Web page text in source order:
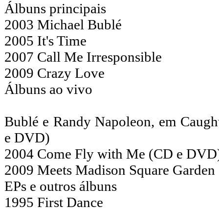
Álbuns principais
2003 Michael Bublé
2005 It's Time
2007 Call Me Irresponsible
2009 Crazy Love
Álbuns ao vivo
Bublé e Randy Napoleon, em
e DVD)
2004 Come Fly with Me (CD e
2009 Meets Madison Square
EPs e outros álbuns
1995 First Dance